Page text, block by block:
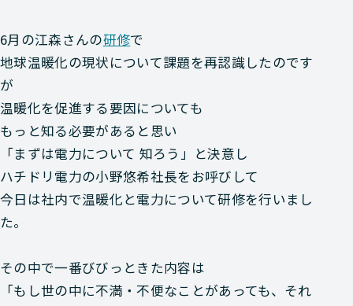
6月の江森さんの研修で
地球温暖化の現状について課題を再認識したのです
が
温暖化を促進する要因についても
もっと知る必要があると思い
「まずは電力について 知ろう」と決意し
ハチドリ電力の小野悠希社長をお呼びして
今日は社内で温暖化と電力について研修を行いまし
た。
その中で一番びびっときた内容は
「もし世の中に不満・不便なことがあっても、それ